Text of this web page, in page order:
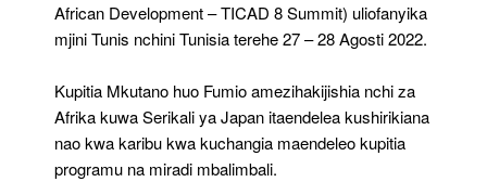
African Development – TICAD 8 Summit) uliofanyika
mjini Tunis nchini Tunisia terehe 27 – 28 Agosti 2022.
Kupitia Mkutano huo Fumio amezihakijishia nchi za
Afrika kuwa Serikali ya Japan itaendelea kushirikiana
nao kwa karibu kwa kuchangia maendeleo kupitia
programu na miradi mbalimbali.